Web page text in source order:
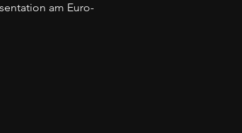
am Euro-